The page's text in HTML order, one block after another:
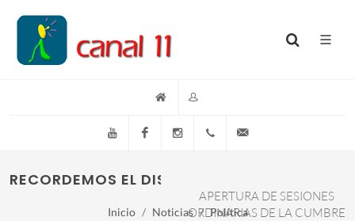
YouTube FacebookInstagram(+54)(9)3548-576073
RECORDEMOS EL DISCURSO DE OVELAR EN
APERTURA DE SESIONES
ORDINARIAS DE LA CUMBRE
Inicio Noticias
Política